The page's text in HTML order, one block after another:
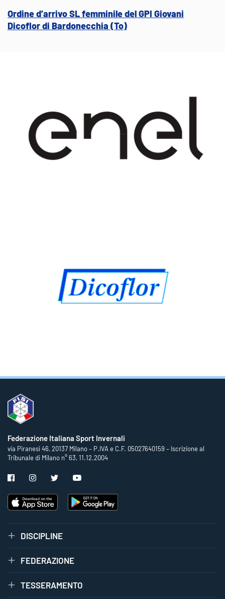
Ordine d’arrivo SL femminile del GPI Giovani
Dicoflor di Bardonecchia (To)
Federazione Italiana Sport Invernali
via Piranesi 46, 20137 Milano – P.IVA e C.F. 05027640159 – Iscrizione al
Tribunale di Milano n° 63, 11.12.2004
DISCIPLINE
FEDERAZIONE
TESSERAMENTO